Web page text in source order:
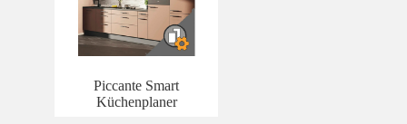
Piccante Smart
Küchenplaner